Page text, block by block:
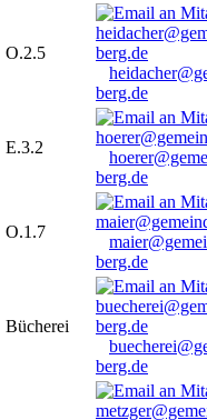
O.2.5
berg.de
E.3.2
berg.de
O.1.7
berg.de
Bücherei
berg.de